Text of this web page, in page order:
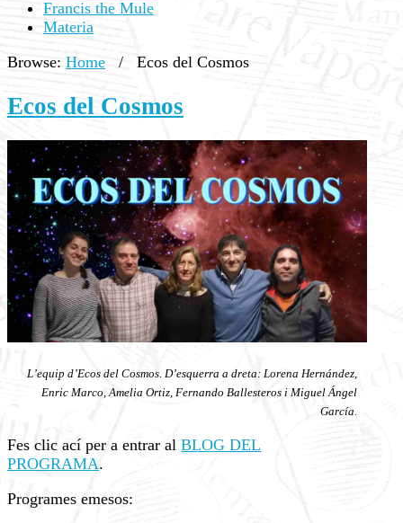
Francis the Mule
Materia
Browse: Home / Ecos del Cosmos
Ecos del Cosmos
L’equip d’Ecos del Cosmos. D’esquerra a dreta: Lorena Hernández,
Enric Marco, Amelia Ortiz, Fernando Ballesteros i Miguel Ángel
García.
Fes clic ací per a entrar al BLOG DEL
PROGRAMA.
Programes emesos: